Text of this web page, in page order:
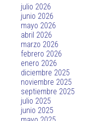
julio 2026
junio 2026
mayo 2026
abril 2026
marzo 2026
febrero 2026
enero 2026
diciembre 2025
noviembre 2025
septiembre 2025
julio 2025
junio 2025